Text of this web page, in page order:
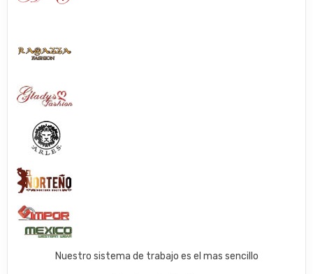
Nuestro sistema de trabajo es el mas sencillo